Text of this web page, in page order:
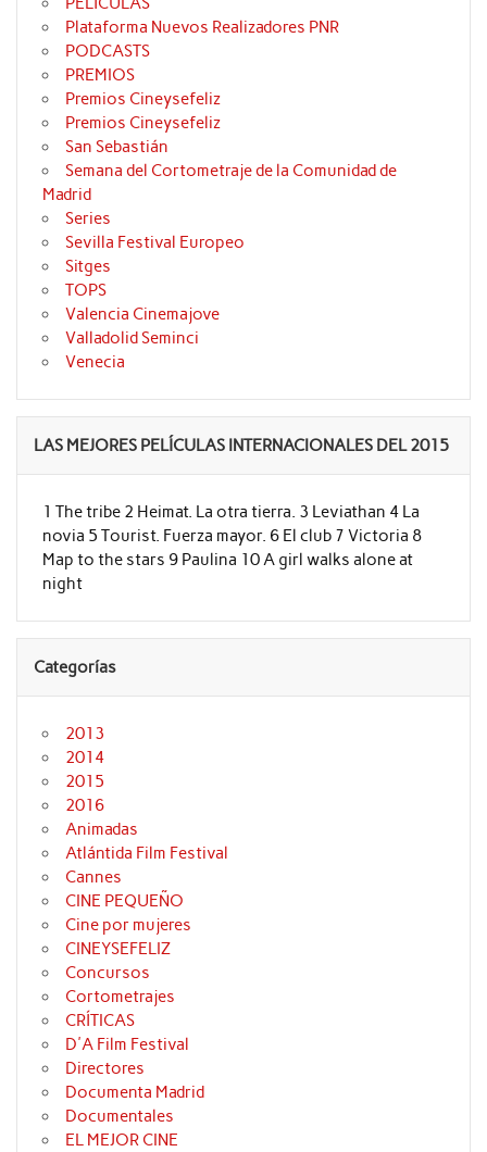
Plataforma Nuevos Realizadores PNR
PODCASTS
PREMIOS
Premios Cineysefeliz
Premios Cineysefeliz
San Sebastián
Semana del Cortometraje de la Comunidad de
Madrid
Series
Sevilla Festival Europeo
Sitges
TOPS
Valencia Cinemajove
Valladolid Seminci
Venecia
LAS MEJORES PELÍCULAS INTERNACIONALES DEL 2015
1 The tribe 2 Heimat. La otra tierra. 3 Leviathan 4 La
novia 5 Tourist. Fuerza mayor. 6 El club 7 Victoria 8
Map to the stars 9 Paulina 10 A girl walks alone at
night
Categorías
2013
2014
2015
2016
Animadas
Atlántida Film Festival
Cannes
CINE PEQUEÑO
Cine por mujeres
CINEYSEFELIZ
Concursos
Cortometrajes
CRÍTICAS
D'A Film Festival
Directores
Documenta Madrid
Documentales
EL MEJOR CINE